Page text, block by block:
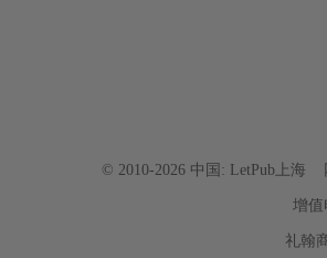
© 2010-2026 中国: LetPub上海
增值
礼翰